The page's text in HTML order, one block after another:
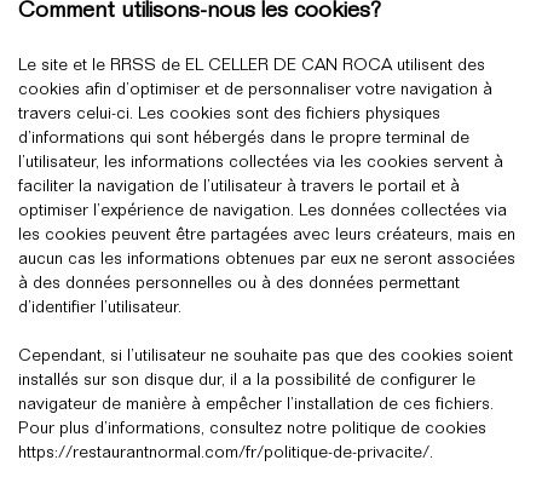
Comment utilisons-nous les cookies?
Le site et le RRSS de EL CELLER DE CAN ROCA utilisent des
cookies afin d’optimiser et de personnaliser votre navigation à
travers celui-ci. Les cookies sont des fichiers physiques
d’informations qui sont hébergés dans le propre terminal de
l’utilisateur, les informations collectées via les cookies servent à
faciliter la navigation de l’utilisateur à travers le portail et à
optimiser l’expérience de navigation. Les données collectées via
les cookies peuvent être partagées avec leurs créateurs, mais en
aucun cas les informations obtenues par eux ne seront associées
à des données personnelles ou à des données permettant
d’identifier l’utilisateur.
Cependant, si l’utilisateur ne souhaite pas que des cookies soient
installés sur son disque dur, il a la possibilité de configurer le
navigateur de manière à empêcher l’installation de ces fichiers.
Pour plus d’informations, consultez notre politique de cookies
https://restaurantnormal.com/fr/politique-de-privacite/.